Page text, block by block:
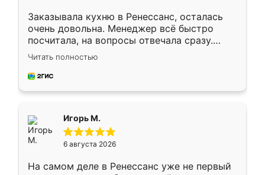
Заказывала кухню в Ренессанс, осталась
очень довольна. Менеджер всё быстро
посчитала, на вопросы отвечала сразу.
Замерщик приехал в субботу, подошёл к
делу со всей ответственностью. Собрали
за день, ребята работали аккуратно, даже
Читать полностью
Игорь М.
6 августа 2026
На самом деле в Ренессанс уже не первый